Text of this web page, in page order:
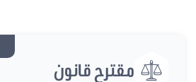
مقترح قانون